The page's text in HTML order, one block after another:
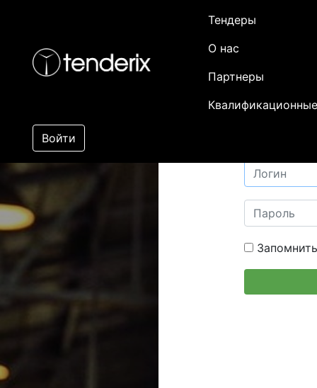
Тендеры
О нас
Партнеры
Войти